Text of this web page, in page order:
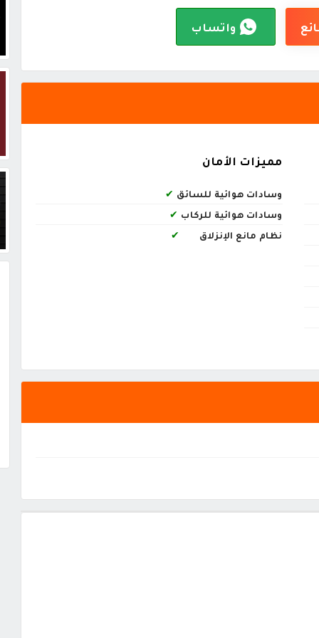
واتساب
مميزات الأمان
وسادات هوائية للسائق ✔
وسادات هوائية للركاب ✔
نظام مانع الإنزلاق
✔